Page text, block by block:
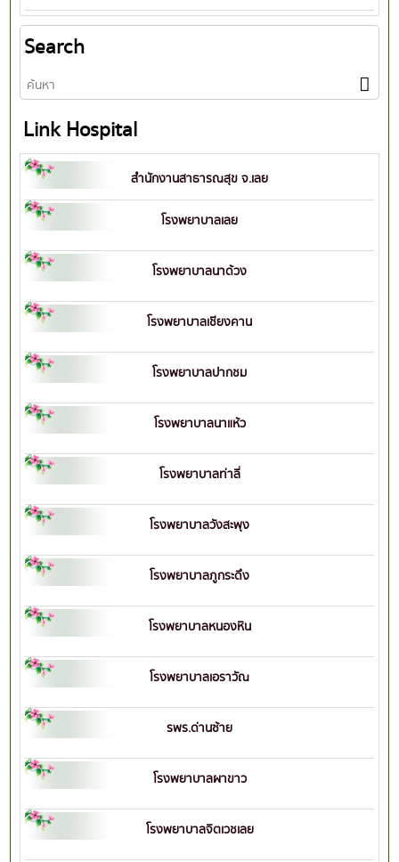
Search
Link Hospital
สำนักงานสาธารณสุข จ.เลย
โรงพยาบาลเลย
โรงพยาบาลนาด้วง
โรงพยาบาลเชียงคาน
โรงพยาบาลปากชม
โรงพยาบาลนาแห้ว
โรงพยาบาลท่าลี่
โรงพยาบาลวังสะพุง
โรงพยาบาลภูกระดึง
โรงพยาบาลหนองหิน
โรงพยาบาลเอราวัณ
รพร.ด่านซ้าย
โรงพยาบาลผาขาว
โรงพยาบาลจิตเวชเลย